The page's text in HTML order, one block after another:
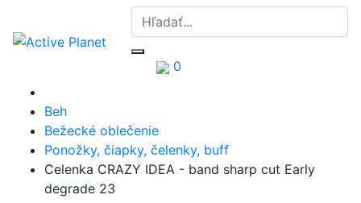
0
Beh
Bežecké oblečenie
Ponožky, čiapky, čelenky, buff
Celenka CRAZY IDEA - band sharp cut Early
degrade 23